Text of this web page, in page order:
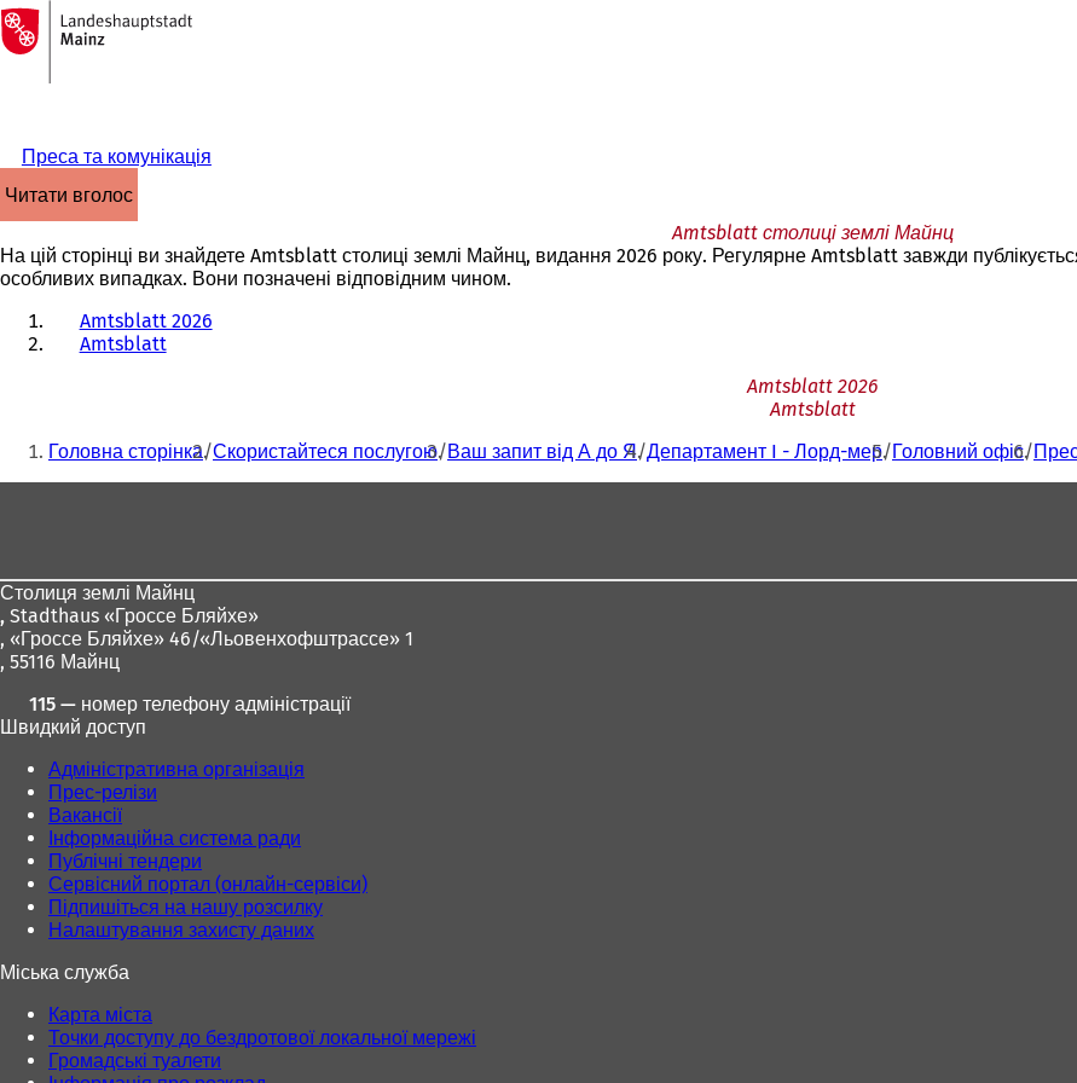
Перейти до змісту
На
головну
сторінку
Преса та комунікація
читати вголос
Amtsblatt столиці землі Майнц
На цій сторінці ви знайдете Amtsblatt столиці землі Майнц, видання 2026 року. Регулярне Amtsblatt завжди
особливих випадках. Вони позначені відповідним чином.
Amtsblatt 2026
Amtsblatt
Amtsblatt 2026
Amtsblatt
Ти
тут:
Головна сторінка Скористайтеся послугою Ваш запит від А до Я Департамент I - Лорд-мер Головний офіс
Столиця землі Майнц
, Stadthaus «Гроссе Бляйхе»
, «Гроссе Бляйхе» 46/«Льовенхофштрассе» 1
, 55116 Майнц
115 — номер телефону адміністрації
Швидкий доступ
Адміністративна організація
Прес-релізи
Вакансії
Інформаційна система ради
Публічні тендери
Сервісний портал (онлайн-сервіси)
Підпишіться на нашу розсилку
Налаштування захисту даних
Міська служба
Карта міста
Точки доступу до бездротової локальної мережі
Громадські туалети